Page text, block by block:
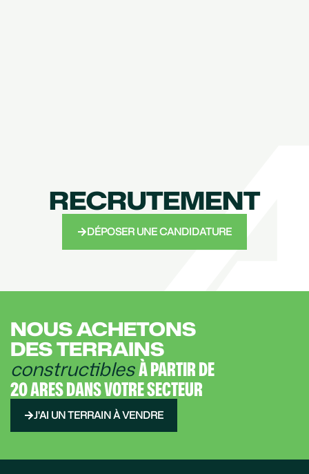
RECRUTEMENT
DÉPOSER UNE CANDIDATURE
NOUS ACHETONS
DES TERRAINS
constructiblesÀ PARTIR DE
20 ARES DANS VOTRE SECTEUR
J'AI UN TERRAIN À VENDRE